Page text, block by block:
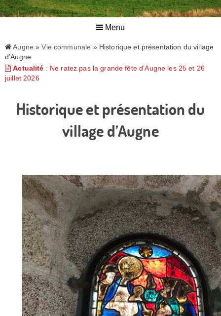
Menu
Augne »Vie communale » Historique et présentation du village
d’Augne
Actualité : Ne ratez pas la grande fête d’Augne les 25 et 26
juillet 2026
Historique et présentation du
village d’Augne